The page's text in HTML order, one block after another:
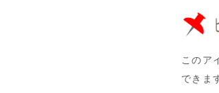
このア
できま